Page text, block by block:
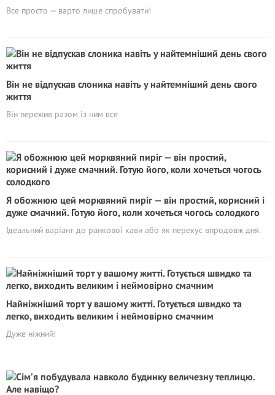
Все просто — варто лише спробувати!
Він не відпускав слоника навіть у найтемніший день свого
життя
Він пережив разом із ним все
Я обожнюю цей морквяний пиріг — він простий, корисний і
дуже смачний. Готую його, коли хочеться чогось солодкого
Ідеальний варіант до ранкової кави або як перекус впродовж дня.
Найніжніший торт у вашому житті. Готується швидко та
легко, виходить великим і неймовірно смачним
Дуже ніжний!